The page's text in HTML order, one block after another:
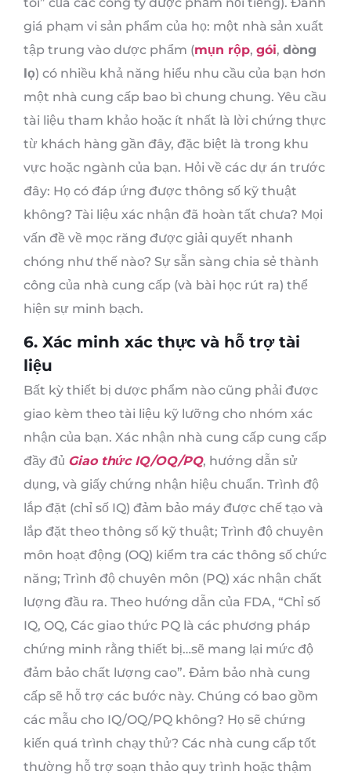
giá phạm vi sản phẩm của họ: một nhà sản xuất
tập trung vào dược phẩm (mụn rộp, gói, dòng
lọ) có nhiều khả năng hiểu nhu cầu của bạn hơn
một nhà cung cấp bao bì chung chung. Yêu cầu
tài liệu tham khảo hoặc ít nhất là lời chứng thực
từ khách hàng gần đây, đặc biệt là trong khu
vực hoặc ngành của bạn. Hỏi về các dự án trước
đây: Họ có đáp ứng được thông số kỹ thuật
không? Tài liệu xác nhận đã hoàn tất chưa? Mọi
vấn đề về mọc răng được giải quyết nhanh
chóng như thế nào? Sự sẵn sàng chia sẻ thành
công của nhà cung cấp (và bài học rút ra) thể
hiện sự minh bạch.
6. Xác minh xác thực và hỗ trợ tài
liệu
Bất kỳ thiết bị dược phẩm nào cũng phải được
giao kèm theo tài liệu kỹ lưỡng cho nhóm xác
nhận của bạn. Xác nhận nhà cung cấp cung cấp
đầy đủ Giao thức IQ/OQ/PQ, hướng dẫn sử
dụng, và giấy chứng nhận hiệu chuẩn. Trình độ
lắp đặt (chỉ số IQ) đảm bảo máy được chế tạo và
lắp đặt theo thông số kỹ thuật; Trình độ chuyên
môn hoạt động (OQ) kiểm tra các thông số chức
năng; Trình độ chuyên môn (PQ) xác nhận chất
lượng đầu ra. Theo hướng dẫn của FDA, “Chỉ số
IQ, OQ, Các giao thức PQ là các phương pháp
chứng minh rằng thiết bị…sẽ mang lại mức độ
đảm bảo chất lượng cao”. Đảm bảo nhà cung
cấp sẽ hỗ trợ các bước này. Chúng có bao gồm
các mẫu cho IQ/OQ/PQ không? Họ sẽ chứng
kiến ​​quá trình chạy thử? Các nhà cung cấp tốt
thường hỗ trợ soạn thảo quy trình hoặc thậm